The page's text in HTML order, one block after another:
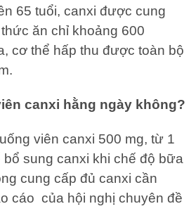
65 tuổi, canxi được cung
ăn chỉ khoảng 600
cơ thể hấp thu được toàn bộ
canxi hằng ngày không?
viên canxi 500 mg, từ 1
sung canxi khi chế độ bữa
cung cấp đủ canxi cần
cáo của hội nghị chuyên đề